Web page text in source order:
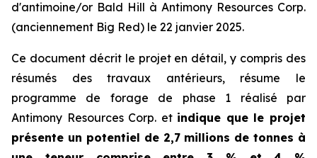
d'antimoine/or Bald Hill à Antimony Resources Corp.
(anciennement Big Red) le 22 janvier 2025.
Ce document décrit le projet en détail, y compris des
résumés des travaux antérieurs, résume le
programme de forage de phase 1 réalisé par
Antimony Resources Corp. et indique que le projet
présente un potentiel de 2,7 millions de tonnes à